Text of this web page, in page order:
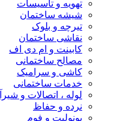
تهویه و تاسیسات
شیشه ساختمان
تیرچه و بلوک
نقاشی ساختمان
کابینت و ام دی اف
مصالح ساختمانی
کاشی و سرامیک
خدمات ساختمانی
لوله ، اتصالات و شیرآلات
نرده و حفاظ
یونولیت و فوم